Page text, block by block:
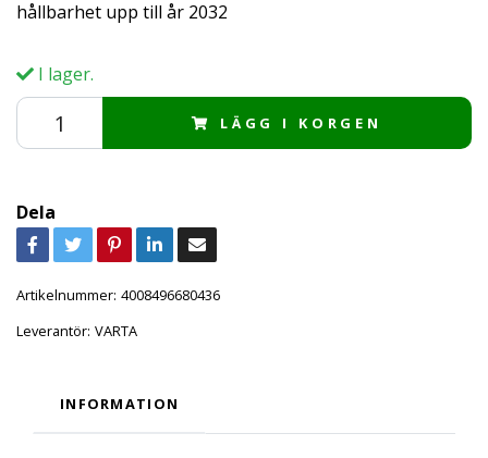
hållbarhet upp till år 2032
I lager.
LÄGG I KORGEN
Dela
Artikelnummer: 4008496680436
Leverantör: VARTA
INFORMATION